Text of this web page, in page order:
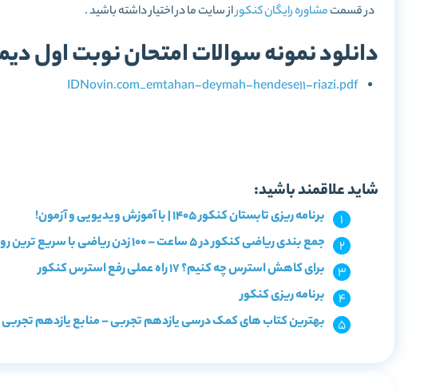
در قسمتمشاوره رایگان کنکوراز سایت ما در اختیار داشته باشید .
دانلود نمونه سوالات امتحان نوبت اول
IDNovin.com_emtahan-deymah-hendese11-riazi.pdf
شاید علاقمند باشید:
برنامه ریزی تابستان کنکور 1405 | با آموزش ویدیویی و آزمون!
جمع بندی ریاضی کنکور در 5 ساعت – 100 زدن ریاضی با سریع ترین روش مرور
برای کاهش استرس چه کنیم؟ 17 راه عملی رفع استرس کنکور
برنامه ریزی کنکور
بهترین کتاب های کمک درسی یازدهم تجربی – منابع یازدهم تجربی